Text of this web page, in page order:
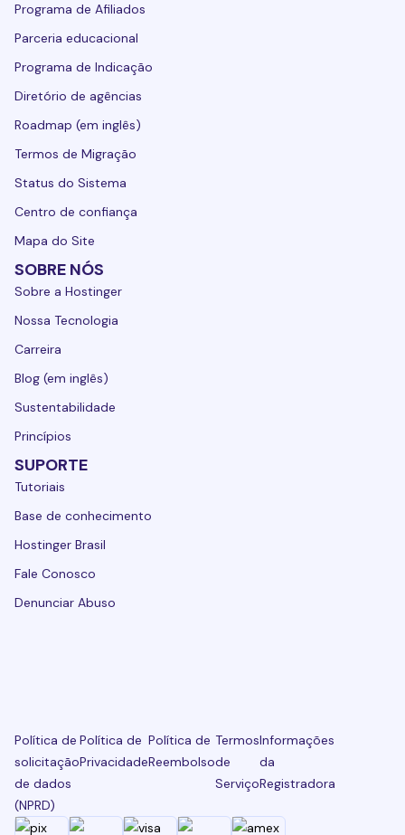
Programa de Afiliados
Parceria educacional
Programa de Indicação
Diretório de agências
Roadmap (em inglês)
Termos de Migração
Status do Sistema
Centro de confiança
Mapa do Site
SOBRE NÓS
Sobre a Hostinger
Nossa Tecnologia
Carreira
Blog (em inglês)
Sustentabilidade
Princípios
SUPORTE
Tutoriais
Base de conhecimento
Hostinger Brasil
Fale Conosco
Denunciar Abuso
Política de
solicitação
de dados
(NPRD)
Política de
Privacidade
Política de
Reembolso
Termos
de
Serviço
Informações
da
Registradora